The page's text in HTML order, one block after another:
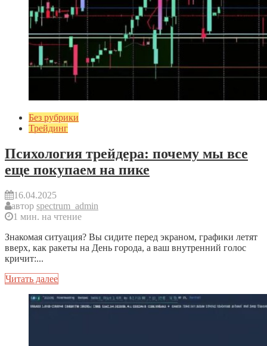
Без рубрики
Трейдинг
Психология трейдера: почему мы все
еще покупаем на пике
16.04.2025
автор spectrum_admin
1 мин. на чтение
Знакомая ситуация? Вы сидите перед экраном, графики летят
вверх, как ракеты на День города, а ваш внутренний голос
кричит:...
Читать далее